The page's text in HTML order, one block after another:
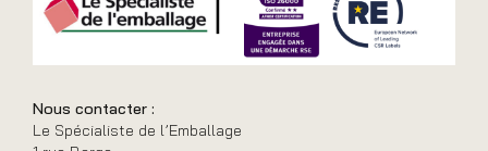
Nous contacter :
Le Spécialiste de l’Emballage